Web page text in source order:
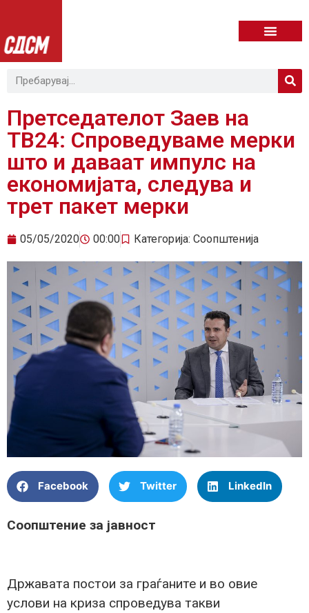
Претседателот Заев на
ТВ24: Спроведуваме мерки
што и даваат импулс на
економијата, следува и
трет пакет мерки
05/05/2020 00:00 Категорија: Соопштенија
Facebook Twitter LinkedIn
Соопштение за јавност
Државата постои за граѓаните и во овие
услови на криза спроведува такви